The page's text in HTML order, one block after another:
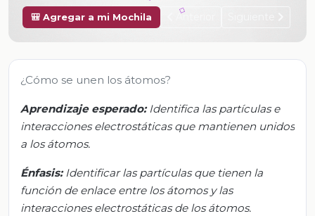
🎒 Agregar a mi Mochila Anterior
¿Cómo se unen los átomos?
Aprendizaje esperado:Identifica las partículas e
interacciones electrostáticas que mantienen unidos
a los átomos.
Énfasis:Identificar las partículas que tienen la
función de enlace entre los átomos y las
interacciones electrostáticas de los átomos.